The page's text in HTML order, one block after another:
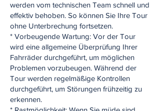
werden vom technischen Team schnell und
effektiv behoben. So können Sie Ihre Tour
ohne Unterbrechung fortsetzen.
* Vorbeugende Wartung: Vor der Tour
wird eine allgemeine Überprüfung Ihrer
Fahrräder durchgeführt, um möglichen
Problemen vorzubeugen. Während der
Tour werden regelmäßige Kontrollen
durchgeführt, um Störungen frühzeitig zu
erkennen.